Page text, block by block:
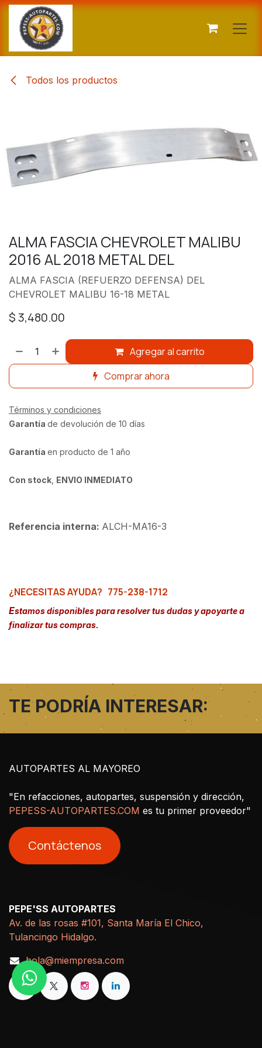
Ir al contenido
Todos los productos
ALMA FASCIA CHEVROLET MALIBU
2016 AL 2018 METAL DEL
ALMA FASCIA (REFUERZO DEFENSA) DEL
CHEVROLET MALIBU 16-18 METAL
$3,480.00
Agregar al carrito
Comprar ahora
Términos y condiciones
Garantía de devolución de 10 días
Garantía en producto de 1 año
Con stock ENVIO INMEDIATO
Referencia interna: ALCH-MA16-3
¿NECESITAS AYUDA? 775-238-1712
Estamos disponibles para resolver tus dudas y apoyarte a
finalizar tus compras.
TE PODRÍA INTERESAR:
AUTOPARTES AL MAYOREO
"En refacciones, autopartes, suspensión y dirección,
PEPESS-AUTOPARTES.COM es tu primer proveedor"
Contáctenos
PEPE'SS AUTOPARTES
Av. de las rosas #101, Santa María El Chico,
Tulancingo Hidalgo.
hola@miempresa.com